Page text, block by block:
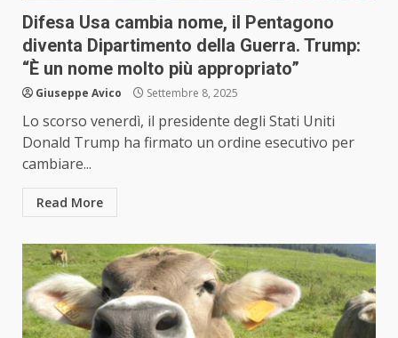
Difesa Usa cambia nome, il Pentagono
diventa Dipartimento della Guerra. Trump:
“È un nome molto più appropriato”
Giuseppe Avico Settembre 8, 2025
Lo scorso venerdì, il presidente degli Stati Uniti
Donald Trump ha firmato un ordine esecutivo per
cambiare...
Read More